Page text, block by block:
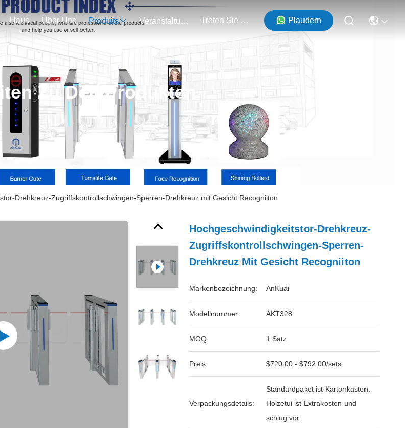
Haus Über Uns Produits Veranstaltungen Treten Sie Mit Uns In Verbindung Plaudern
Zu Den Produkten
Drehkreuz-Zugriffskontrollschwingen-Sperren-Drehkreuz mit Gesicht Recogniiton
Hochgeschwindigkeitstor-Drehkreuz-
Zugriffskontrollschwingen-Sperren-
Drehkreuz Mit Gesicht Recogniiton
Markenbezeichnung: AnKuai
Modellnummer: AKT328
MOQ: 1 Satz
Preis: $720.00 - $792.00/sets
Verpackungsdetails:
Standardpaket ist Kartonkasten.
Holzetui ist Extrakosten und
schlug vor.